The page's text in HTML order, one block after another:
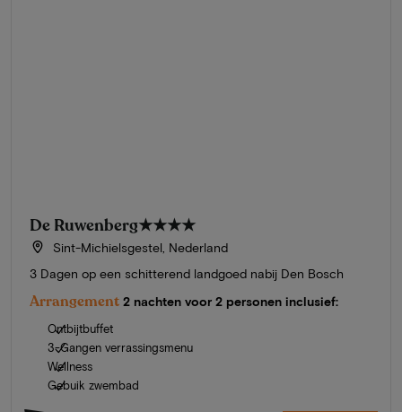
De Ruwenberg★★★★
Sint-Michielsgestel, Nederland
3 Dagen op een schitterend landgoed nabij Den Bosch
Arrangement 2 nachten voor 2 personen inclusief:
Ontbijtbuffet
3-Gangen verrassingsmenu
Wellness
Gebuik zwembad